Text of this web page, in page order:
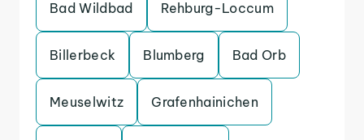
Bad Wildbad Rehburg-Loccum
Billerbeck Blumberg Bad Orb
Meuselwitz Grafenhainichen